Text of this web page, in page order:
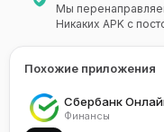
Мы
Никаких APK с
Похожие приложения
Сбербанк
Финансы